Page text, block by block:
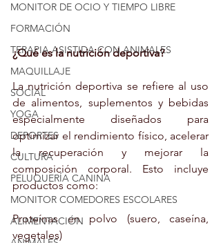
MONITOR DE OCIO Y TIEMPO LIBRE
FORMACIÓN
TERAPIA ASISTIDA CON ANIMALES
MAQUILLAJE
SOCIAL
YOGA
DEPORTES
CULTURA
PELUQUERÍA CANINA
MONITOR COMEDORES ESCOLARES
ALIMENTACIÓN
¿Qué es la nutrición deportiva?
La nutrición deportiva se refiere al uso
de alimentos, suplementos y bebidas
especialmente diseñados para
optimizar el rendimiento físico, acelerar
la recuperación y mejorar la
composición corporal. Esto incluye
productos como:
Proteínas en polvo (suero, caseína,
vegetales)